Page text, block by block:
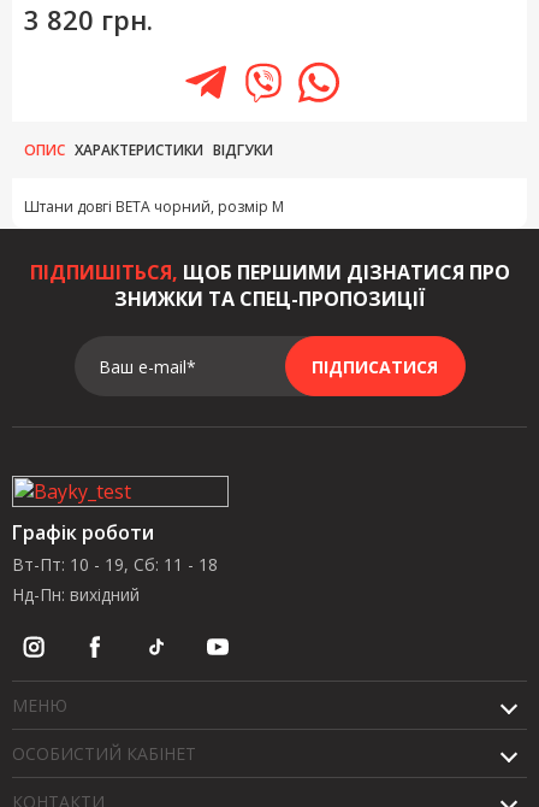
3 820 грн.
ОПИС ХАРАКТЕРИСТИКИ ВІДГУКИ
Штани довгі BETA чорний, розмір М
ПІДПИШІТЬСЯ, ЩОБ ПЕРШИМИ ДІЗНАТИСЯ ПРО
ЗНИЖКИ ТА СПЕЦ-ПРОПОЗИЦІЇ
Ваш e-mail* ПІДПИСАТИСЯ
Графік роботи
Вт-Пт: 10 - 19, Сб: 11 - 18
Нд-Пн: вихідний
МЕНЮ
ОСОБИСТИЙ КАБІНЕТ
КОНТАКТИ